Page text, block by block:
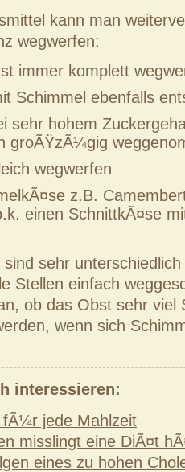
kann man
wegwerfen:
immer komplett
Schimmel ebenfalls
sehr hohem
groÃŸzÃ¼gig
wegwerfen
z.B.
einen SchnittkÃ¤se
sehr
Stellen einfach
ob das Obst sehr viel
wenn sich
interessieren:
fÃ¼r jede Mahlzeit
misslingt eine DiÃ¤t
eines zu hohen